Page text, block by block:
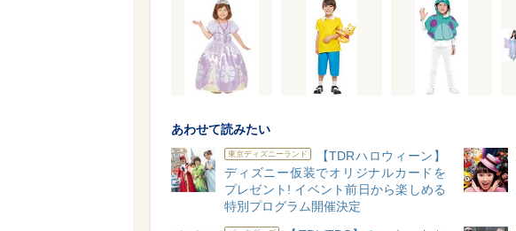
あわせて読みたい
東京ディズニーランド
【TDRハロウィーン】
ディズニー仮装でオリジナルカードを
プレゼント! イベント前日から楽しめる
特別プログラム開催決定